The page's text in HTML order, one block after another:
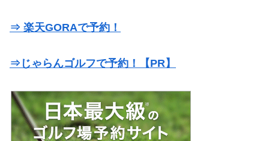
⇒ 楽天GORAで予約！
⇒じゃらんゴルフで予約！【PR】